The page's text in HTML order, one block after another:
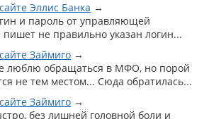
Эллис Банка
и пароль от управляющей
не правильно указан логин...
Займиго
люблю обращаться в МФО, но порой
не тем местом... Сюда обратилась...
Займиго
без лишней головной боли и